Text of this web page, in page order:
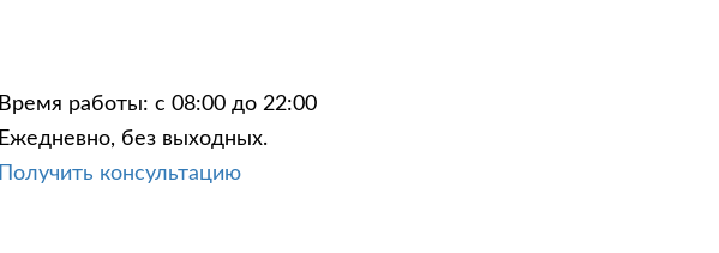
Время работы: с 08:00 до 22:00
Ежедневно, без выходных.
Получить консультацию
АКЦИИ